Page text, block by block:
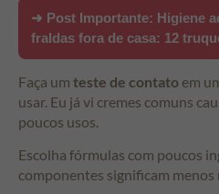
➜ Post Importante: Higiene
fraldas fora de casa: 12
Faça um teste de contato em
usar. Eu já vi cremes comuns
poucos usos.
Escolha fórmulas com poucos
componentes significam menos